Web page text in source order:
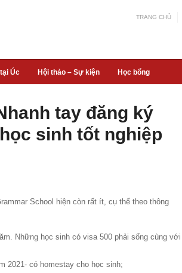
TRANG CHỦ
Úc Hội thảo – Sự kiện Học bổng
tay đăng ký
sinh tốt nghiệp
School hiện còn rất ít, cụ thể theo thông
Những học sinh có visa 500 phải sống cùng với
2021- có homestay cho học sinh;